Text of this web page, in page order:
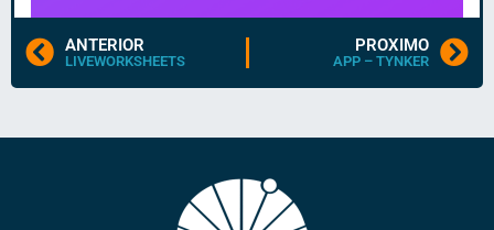
ANTERIOR
LIVEWORKSHEETS
PROXIMO
APP – TYNKER